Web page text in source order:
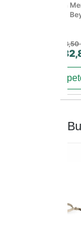
Papatya
478,50